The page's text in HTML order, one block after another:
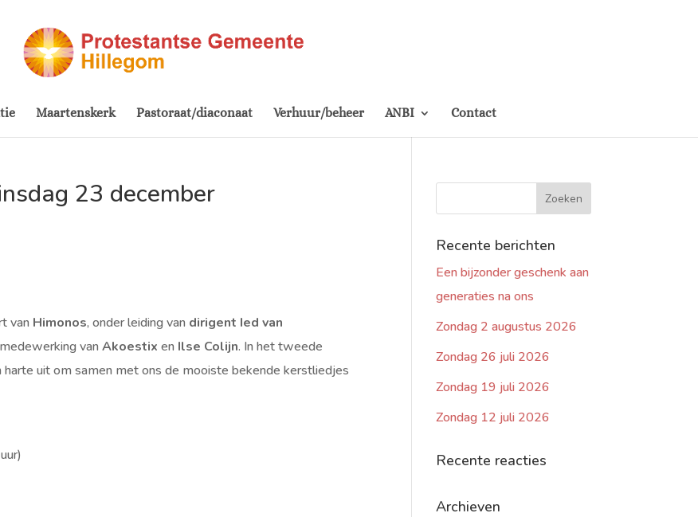
Maartenskerk Pastoraat/diaconaat Verhuur/beheer ANBI Contact
23 december
van Himonos, onder leiding van dirigent Ied van
vanAkoestix en Ilse Colijn. In het tweede
uit om samen met ons de mooiste bekende kerstliedjes
Recente berichten
Een bijzonder geschenk aan
generaties na ons
Zondag 2 augustus 2026
Zondag 26 juli 2026
Zondag 19 juli 2026
Zondag 12 juli 2026
Recente reacties
Archieven